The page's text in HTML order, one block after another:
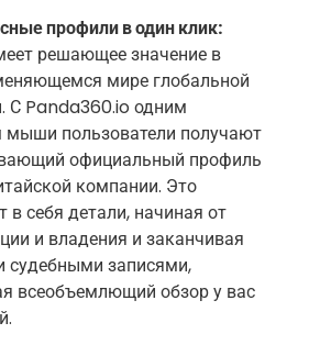
профили в один клик:
решающее значение в
мире глобальной
С Panda360.io одним
пользователи получают
официальный профиль
компании. Это
в себя детали, начиная от
и владения и заканчивая
записями,
всеобъемлющий обзор у вас